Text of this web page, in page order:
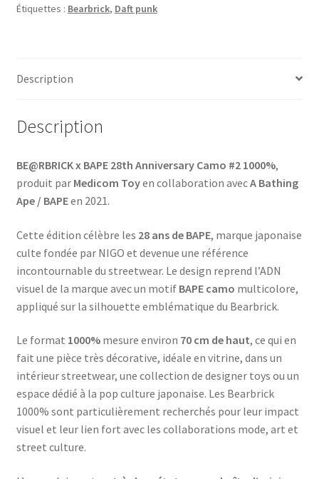
28th
1000%
Ape
Étiquettes : Bearbrick, Daft punk
Description
Description
BE@RBRICK x BAPE 28th Anniversary Camo #2 1000%,
produit par Medicom Toyen collaboration avecA Bathing
Ape / BAPEen 2021.
Cette édition célèbre les 28 ans de BAPE, marque japonaise
culte fondée par NIGO et devenue une référence
incontournable du streetwear. Le design reprend l’ADN
visuel de la marque avec un motif BAPE camo multicolore,
appliqué sur la silhouette emblématique du Bearbrick.
Le format 1000%mesure environ 70 cm de haut, ce qui en
fait une pièce très décorative, idéale en vitrine, dans un
intérieur streetwear, une collection de designer toys ou un
espace dédié à la pop culture japonaise. Les Bearbrick
1000% sont particulièrement recherchés pour leur impact
visuel et leur lien fort avec les collaborations mode, art et
street culture.